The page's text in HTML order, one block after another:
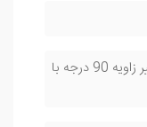
تک محوره با تغییر زاویه 90 درجه با